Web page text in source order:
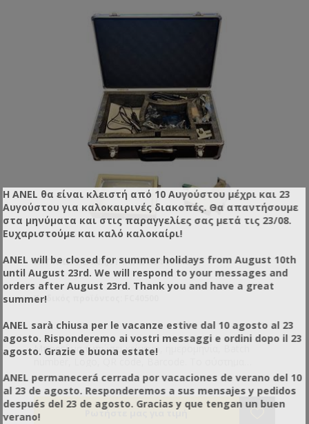
ΕΚΤΥΠΩΤΉΣ INKJET ΜΙΑΣ ΚΕΦΑΛΉΣ
Κωδικός προϊόντος: FC40500
Μπορεί να τυπώσει κείμενο, ημερομηνία, Batch
μπορεί να αποθηκεύσει περισσότερο από 1.000
μηνύματα (εξωτερικό USB κάνει τη μεταφορά
πληροφοριών με δωρεάν τρόπο). Μπορεί να
τυπώσει σε πίνακα, χαρτοκιβώτιο, πέτρα, σωλήνα,
Η ANEL θα είναι κλειστή από 10 Αυγούστου μέχρι και 23
Αυγούστου για καλοκαιρινές διακοπές. Θα απαντήσουμε
στα μηνύματα και στις παραγγελίες σας μετά τις 23/08.
Ευχαριστούμε και καλό καλοκαίρι!
ANEL will be closed for summer holidays from August 10th
until August 23rd. We will respond to your messages and
orders after August 23rd. Thank you and have a great
summer!
ANEL sarà chiusa per le vacanze estive dal 10 agosto al 23
agosto. Risponderemo ai vostri messaggi e ordini dopo il 23
agosto. Grazie e buona estate!
ANEL permanecerá cerrada por vacaciones de verano del 10
al 23 de agosto. Responderemos a sus mensajes y pedidos
después del 23 de agosto. Gracias y que tengan un buen
verano!